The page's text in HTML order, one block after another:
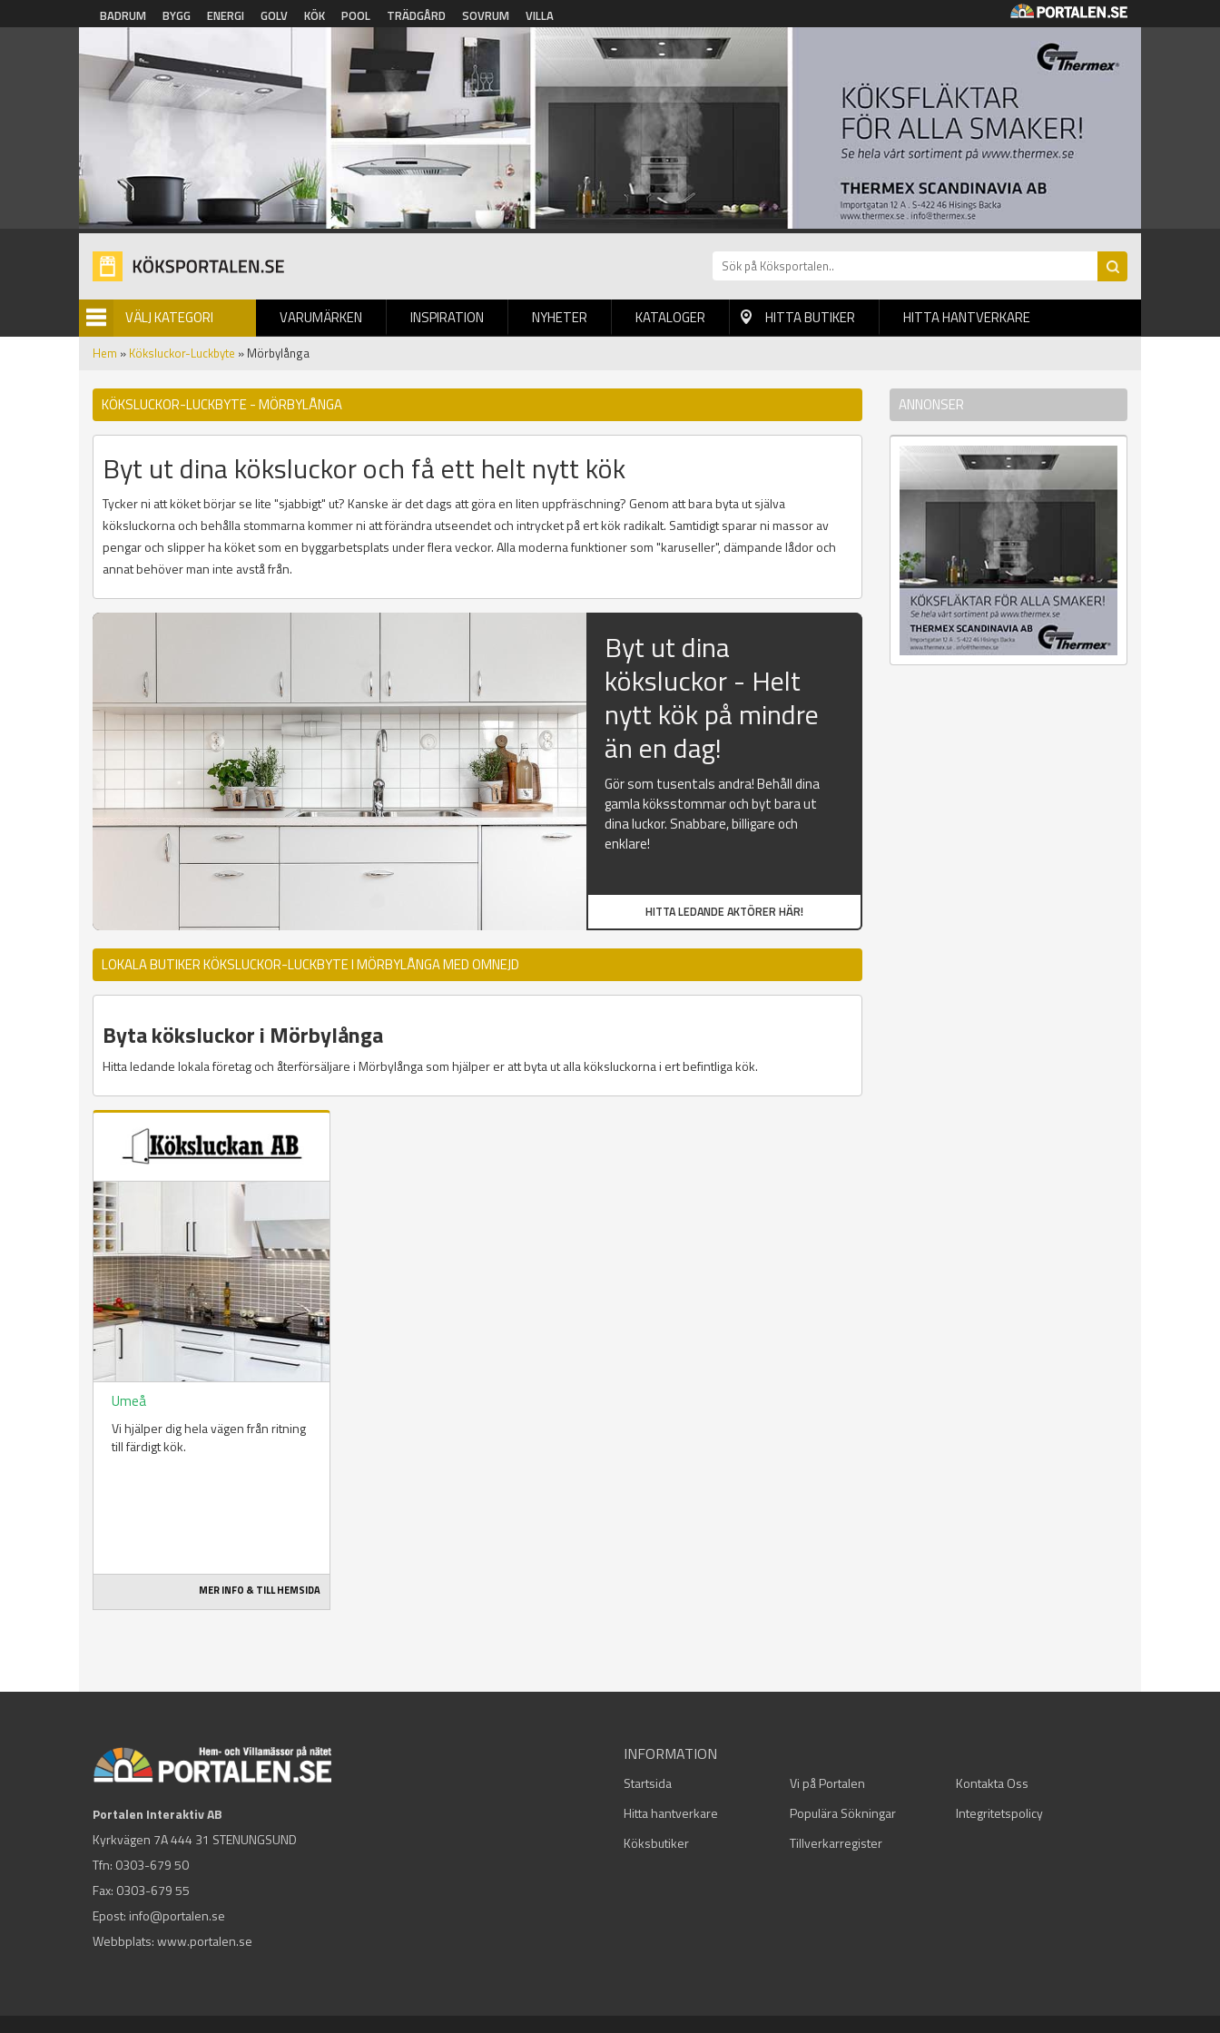
Hoppa till huvudinnehåll
BADRUM BYGG ENERGI GOLV KÖK POOL TRÄDGÅRD SOVRUM VILLA
VÄLJ KATEGORI VARUMÄRKEN INSPIRATION NYHETER
BILDGALLERI KATALOGER HITTA BUTIKER HITTA HANTVERKARE
Hem » Köksluckor-Luckbyte » Mörbylånga
KÖKSLUCKOR-LUCKBYTE - MÖRBYLÅNGA
Byt ut dina köksluckor och få ett helt nytt kök
Tycker ni att köket börjar se lite "sjabbigt" ut? Kanske är det dags att göra en liten uppfräschning? Genom att bara byta ut själva
köksluckorna och behålla stommarna kommer ni att förändra utseendet och intrycket på ert kök radikalt. Samtidigt sparar ni massor av
pengar och slipper ha köket som en byggarbetsplats under flera veckor. Alla moderna funktioner som "karuseller", dämpande lådor och
annat behöver man inte avstå från.
Byt ut dina
köksluckor - Helt
nytt kök på mindre
än en dag!
Gör som tusentals andra! Behåll dina
gamla köksstommar och byt bara ut
dina luckor. Snabbare, billigare och
enklare!
HITTA LEDANDE AKTÖRER HÄR!
LOKALA BUTIKER KÖKSLUCKOR-LUCKBYTE I MÖRBYLÅNGA MED OMNEJD
Byta köksluckor i Mörbylånga
Hitta ledande lokala företag och återförsäljare i Mörbylånga som hjälper er att byta ut alla köksluckorna i ert befintliga kök.
Umeå
Vi hjälper dig hela vägen från ritning
till färdigt kök.
MER INFO & TILL HEMSIDA
ANNONSER
Portalen Interaktiv AB
Kyrkvägen 7A 444 31 STENUNGSUND
Tfn: 0303-679 50
Fax: 0303-679 55
Epost: info@portalen.se
Webbplats: www.portalen.se
INFORMATION
Startsida Vi på Portalen
Kontakta Oss
Hitta hantverkare
Populära Sökningar
Integritetspolicy
Köksbutiker
Tillverkarregister